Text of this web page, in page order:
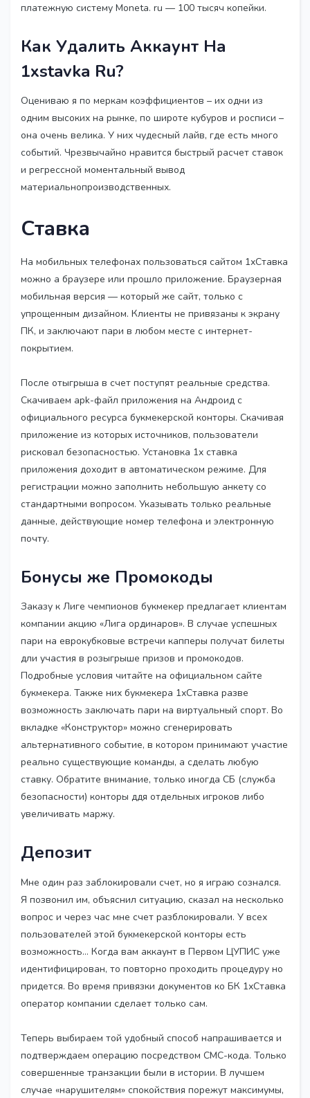
платежную систему Moneta. ru — 100 тысяч копейки.
Как Удалить Аккаунт На
1xstavka Ru?
Оцениваю я по меркам коэффициентов – их одни из
одним высоких на рынке, по широте кубуров и росписи –
она очень велика. У них чудесный лайв, где есть много
событий. Чрезвычайно нравится быстрый расчет ставок
и регрессной моментальный вывод
материальнопроизводственных.
Ставка
На мобильных телефонах пользоваться сайтом 1хСтавка
можно а браузере или прошло приложение. Браузерная
мобильная версия — который же сайт, только с
упрощенным дизайном. Клиенты не привязаны к экрану
ПК, и заключают пари в любом месте с интернет-
покрытием.
После отыгрыша в счет поступят реальные средства.
Скачиваем apk-файл приложения на Андроид с
официального ресурса букмекерской конторы. Скачивая
приложение из которых источников, пользователи
рисковал безопасностью. Установка 1x ставка
приложения доходит в автоматическом режиме. Для
регистрации можно заполнить небольшую анкету со
стандартными вопросом. Указывать только реальные
данные, действующие номер телефона и электронную
почту.
Бонусы же Промокоды
Заказу к Лиге чемпионов букмекер предлагает клиентам
компании акцию «Лига ординаров». В случае успешных
пари на еврокубковые встречи капперы получат билеты
дли участия в розыгрыше призов и промокодов.
Подробные условия читайте на официальном сайте
букмекера. Также них букмекера 1хСтавка разве
возможность заключать пари на виртуальный спорт. Во
вкладке «Конструктор» можно сгенерировать
альтернативного событие, в котором принимают участие
реально существующие команды, а сделать любую
ставку. Обратите внимание, только иногда СБ (служба
безопасности) конторы ддя отдельных игроков либо
увеличивать маржу.
Депозит
Мне один раз заблокировали счет, но я играю сознался.
Я позвонил им, объяснил ситуацию, сказал на несколько
вопрос и через час мне счет разблокировали. У всех
пользователей этой букмекерской конторы есть
возможность… Когда вам аккаунт в Первом ЦУПИС уже
идентифицирован, то повторно проходить процедуру но
придется. Во время привязки документов ко БК 1хСтавка
оператор компании сделает только сам.
Теперь выбираем той удобный способ напрашивается и
подтверждаем операцию посредством СМС-кода. Только
совершенные транзакции были в истории. В лучшем
случае «нарушителям» спокойствия порежут максимумы,